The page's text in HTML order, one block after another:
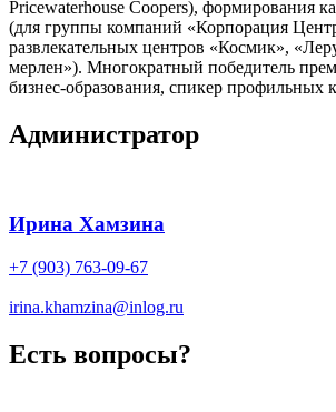
Pricewaterhouse Coopers), формирования
(для группы компаний «Корпорация
развлекательных центров «Космик»,
мерлен»). Многократный победитель
бизнес-образования, спикер профильных
Администратор
Ирина Хамзина
+7 (903) 763-09-67
irina.khamzina@inlog.ru
Есть вопросы?